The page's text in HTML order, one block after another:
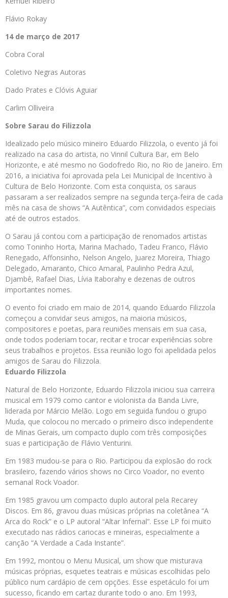
Flávio Rokay
14 de março de 2017
Cobra Coral
Coletivo Negras Autoras
Dado Prates e Clóvis Aguiar
Carlim Olliveira
Sobre Sarau do Filizzola
Idealizado pelo músico mineiro Eduardo Filizzola, o evento já foi
realizado na casa do artista, no Vinnil Cultura Bar, em Belo
Horizonte, e até mesmo no Godofredo Rio, no Rio de Janeiro. Em
2016, a iniciativa foi aprovada pela Lei Municipal de Incentivo à
Cultura de Belo Horizonte. Com esta conquista, os saraus
passaram a ser realizados sempre na segunda terça-feira de cada
mês na casa de shows “A Autêntica”, com convidados especiais
até de outros estados.
O Sarau já contou com a participação de renomados artistas
como Toninho Horta, Marina Machado, Tadeu Franco, Flávio
Renegado, Affonsinho, Nelson Angelo, Juarez Moreira, Thiago
Delegado, Amaranto, Chico Amaral, Paulinho Pedra Azul,
Djambê, Rafael Dias, Lívia Itaborahy e dezenas de outros
importantes nomes.
O evento foi criado em maio de 2014, quando Eduardo Filizzola
começou a convidar seus amigos, na maioria músicos,
compositores e poetas, para reuniões mensais em sua casa,
onde todos poderiam tocar, recitar e trocar experiências sobre
seus trabalhos e projetos. Essa reunião logo foi apelidada pelos
amigos de Sarau do Filizzola.
Eduardo Filizzola
Natural de Belo Horizonte, Eduardo Filizzola iniciou sua carreira
musical em 1979 como cantor e violonista da Banda Livre,
liderada por Márcio Melão. Logo em seguida fundou o grupo
Muda, que colocou no mercado o primeiro disco independente
de Minas Gerais, um compacto duplo com três composições
suas e participação de Flávio Venturini.
Em 1983 mudou-se para o Rio. Participou da explosão do rock
brasileiro, fazendo vários shows no Circo Voador, no evento
semanal Rock Voador.
Em 1985 gravou um compacto duplo autoral pela Recarey
Discos. Em 86, gravou duas músicas próprias na coletânea “A
Arca do Rock” e o LP autoral “Altar Infernal”. Esse LP foi muito
executado nas rádios cariocas e mineiras, especialmente a
canção “A Verdade a Cada Instante”.
Em 1992, montou o Menu Musical, um show que misturava
músicas próprias, esquetes teatrais e músicas escolhidas pelo
público num cardápio de cem opções. Esse espetáculo foi um
sucesso, ficando em cartaz durante todo o ano. Em 1993,